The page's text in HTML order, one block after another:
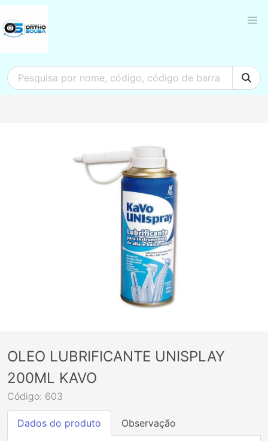
OLEO LUBRIFICANTE UNISPLAY
200ML KAVO
Código: 603
Dados do produto Observação